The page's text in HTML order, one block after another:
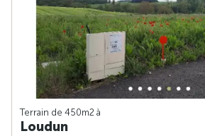
Terrain de 450m2 à
Loudun